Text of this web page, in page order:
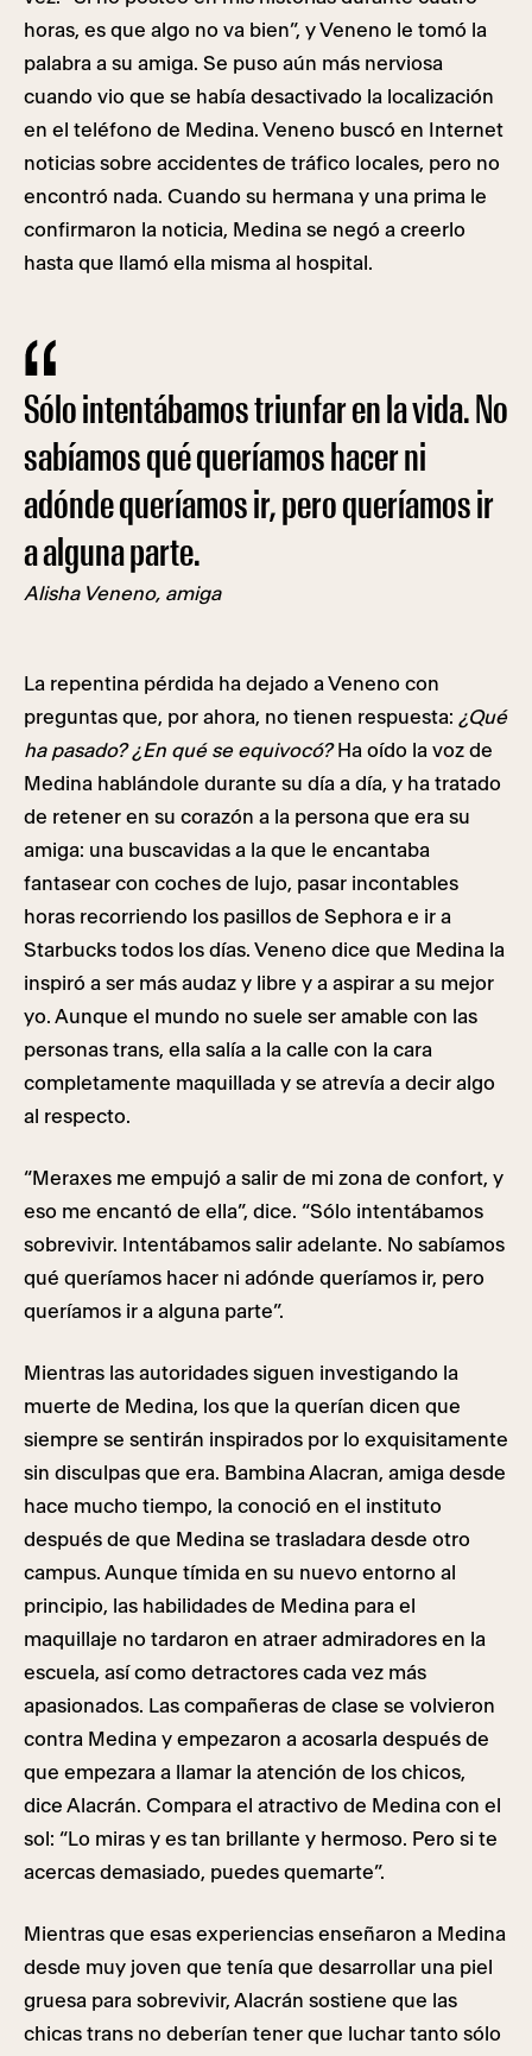
horas, es que algo no va bien”, y Veneno le tomó la
palabra a su amiga. Se puso aún más nerviosa
cuando vio que se había desactivado la localización
en el teléfono de Medina. Veneno buscó en Internet
noticias sobre accidentes de tráfico locales, pero no
encontró nada. Cuando su hermana y una prima le
confirmaron la noticia, Medina se negó a creerlo
hasta que llamó ella misma al hospital.
Sólo intentábamos triunfar en la vida. No
sabíamos qué queríamos hacer ni
adónde queríamos ir, pero queríamos ir
a alguna parte.
Alisha Veneno, amiga
La repentina pérdida ha dejado a Veneno con
preguntas que, por ahora, no tienen respuesta: ¿Qué
ha pasado? ¿En qué se equivocó? Ha oído la voz de
Medina hablándole durante su día a día, y ha tratado
de retener en su corazón a la persona que era su
amiga: una buscavidas a la que le encantaba
fantasear con coches de lujo, pasar incontables
horas recorriendo los pasillos de Sephora e ir a
Starbucks todos los días. Veneno dice que Medina la
inspiró a ser más audaz y libre y a aspirar a su mejor
yo. Aunque el mundo no suele ser amable con las
personas trans, ella salía a la calle con la cara
completamente maquillada y se atrevía a decir algo
al respecto.
“Meraxes me empujó a salir de mi zona de confort, y
eso me encantó de ella”, dice. “Sólo intentábamos
sobrevivir. Intentábamos salir adelante. No sabíamos
qué queríamos hacer ni adónde queríamos ir, pero
queríamos ir a alguna parte”.
Mientras las autoridades siguen investigando la
muerte de Medina, los que la querían dicen que
siempre se sentirán inspirados por lo exquisitamente
sin disculpas que era. Bambina Alacran, amiga desde
hace mucho tiempo, la conoció en el instituto
después de que Medina se trasladara desde otro
campus. Aunque tímida en su nuevo entorno al
principio, las habilidades de Medina para el
maquillaje no tardaron en atraer admiradores en la
escuela, así como detractores cada vez más
apasionados. Las compañeras de clase se volvieron
contra Medina y empezaron a acosarla después de
que empezara a llamar la atención de los chicos,
dice Alacrán. Compara el atractivo de Medina con el
sol: “Lo miras y es tan brillante y hermoso. Pero si te
acercas demasiado, puedes quemarte”.
Mientras que esas experiencias enseñaron a Medina
desde muy joven que tenía que desarrollar una piel
gruesa para sobrevivir, Alacrán sostiene que las
chicas trans no deberían tener que luchar tanto sólo